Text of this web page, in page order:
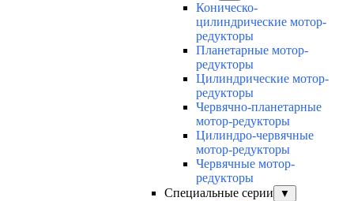
Коническо-
цилиндрические мотор-
редукторы
Планетарные мотор-
редукторы
Цилиндрические мотор-
редукторы
Червячно-планетарные
мотор-редукторы
Цилиндро-червячные
мотор-редукторы
Червячные мотор-
редукторы
Специальные серии
▼